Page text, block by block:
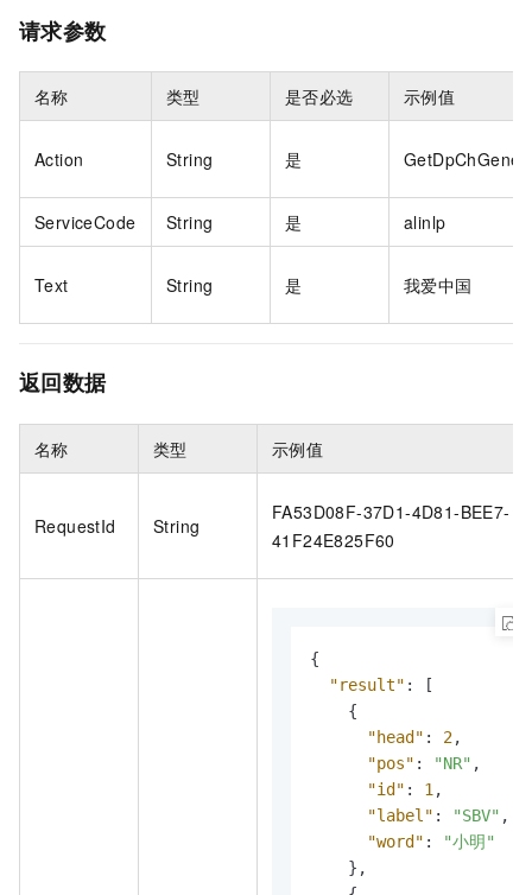
请求参数
名称 类型 是否必选 示例值
Action String 是
ServiceCode String 是 alinlp
Text String 是 我爱中国
返回数据
名称 类型 示例值
RequestId String
FA53D08F-37D1-4D81-BEE7-
41F24E825F60
{
"result" :
[
{
"head" : 2,
"pos" : "NR" ,
"id" : 1 ,
"label" : "SBV" ,
"word" :
"小明"
} ,